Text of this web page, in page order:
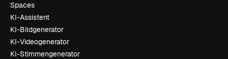
Spaces
KI-Assistent
KI-Bildgenerator
KI-Videogenerator
KI-Stimmengenerator